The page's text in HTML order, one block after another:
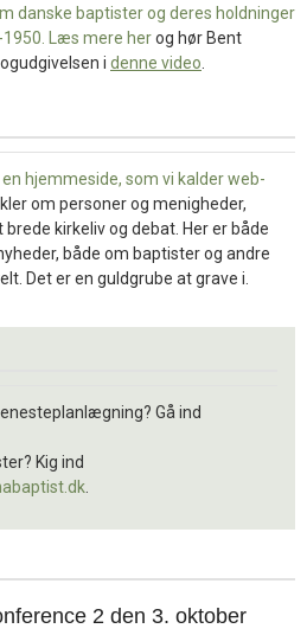
danske baptister og deres holdninger
Læs mere herog hør Bent
i denne video
hjemmeside, som vi kalder web-
om personer og menigheder,
kirkeliv og debat. Her er både
både om baptister og andre
Det er en guldgrube at grave i.
Gå ind
Kig ind
2 den 3. oktober